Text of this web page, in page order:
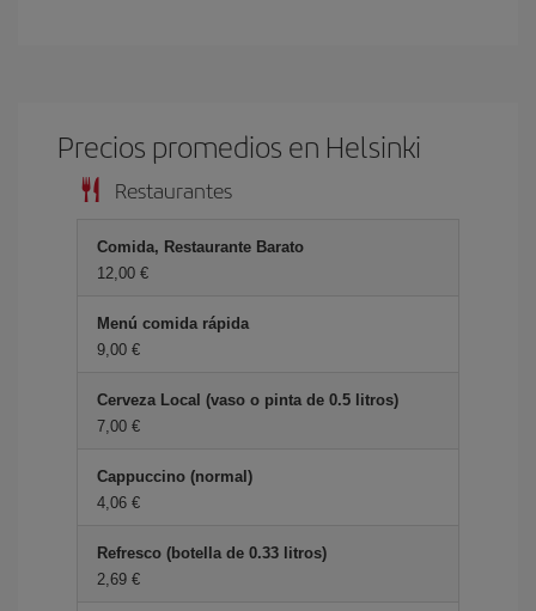
Precios promedios en Helsinki
Restaurantes
Comida, Restaurante Barato
12,00 €
Menú comida rápida
9,00 €
Cerveza Local (vaso o pinta de 0.5 litros)
7,00 €
Cappuccino (normal)
4,06 €
Refresco (botella de 0.33 litros)
2,69 €